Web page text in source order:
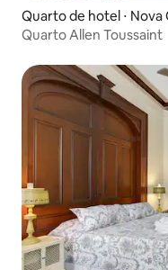
Quarto de hotel ⋅ Nova
Quarto Allen Toussaint